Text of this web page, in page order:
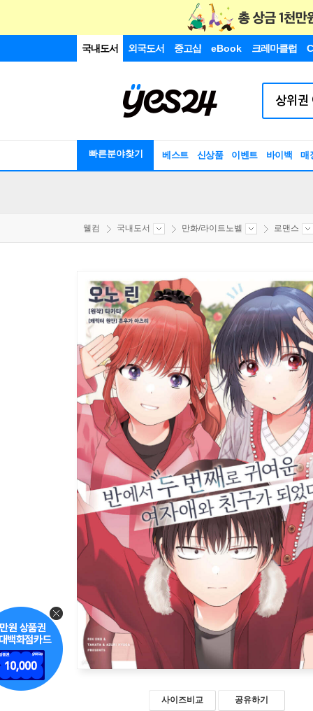
국내도서 외국도서 중고샵 eBook 크레마클럽
빠른분야찾기 베스트 신상품 이벤트 바이백 매
웰컴 국내도서 만화/라이트노벨 로맨스
사이즈비교 공유하기